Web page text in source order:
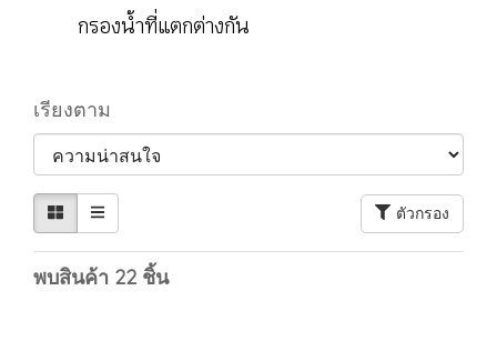
กรองน้ำที่แตกต่างกัน
เรียงตาม
ตัวกรอง
พบสินค้า 22 ชิ้น